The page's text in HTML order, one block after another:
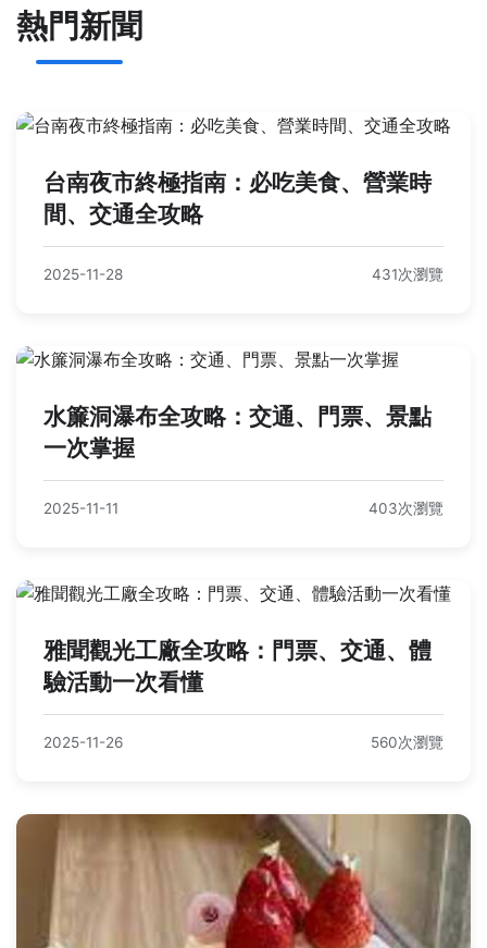
熱門新聞
台南夜市終極指南：必吃美食、營業時
間、交通全攻略
2025-11-28 431次瀏覽
水簾洞瀑布全攻略：交通、門票、景點
一次掌握
2025-11-11 403次瀏覽
雅聞觀光工廠全攻略：門票、交通、體
驗活動一次看懂
2025-11-26 560次瀏覽